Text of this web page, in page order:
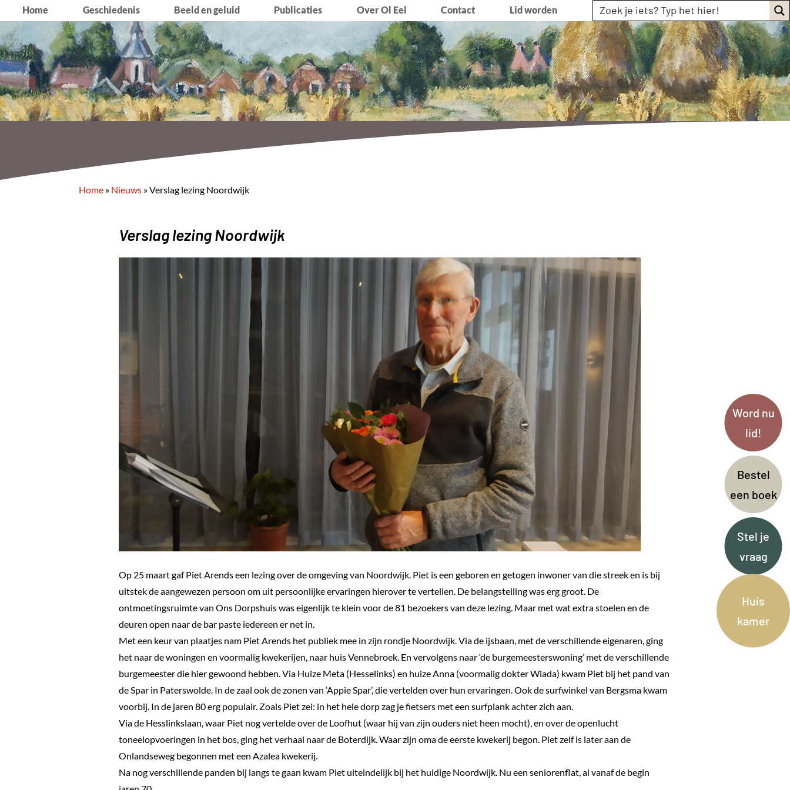
Word nu
lid!
Bestel
een boek
Stel je
vraag
Huis
kamer
Home Geschiedenis Beeld en geluid Publicaties Over Ol Eel Contact Lid worden
Home » Nieuws »Verslag lezing Noordwijk
Verslag lezing Noordwijk
Op 25 maart gaf Piet Arends een lezing over de omgeving van Noordwijk. Piet is een geboren en getogen inwoner van die streek en is bij
uitstek de aangewezen persoon om uit persoonlijke ervaringen hierover te vertellen. De belangstelling was erg groot. De
ontmoetingsruimte van Ons Dorpshuis was eigenlijk te klein voor de 81 bezoekers van deze lezing. Maar met wat extra stoelen en de
deuren open naar de bar paste iedereen er net in.
Met een keur van plaatjes nam Piet Arends het publiek mee in zijn rondje Noordwijk. Via de ijsbaan, met de verschillende eigenaren, ging
het naar de woningen en voormalig kwekerijen, naar huis Vennebroek. En vervolgens naar ‘de burgemeesterswoning’ met de verschillende
burgemeester die hier gewoond hebben. Via Huize Meta (Hesselinks) en huize Anna (voormalig dokter Wiada) kwam Piet bij het pand van
de Spar in Paterswolde. In de zaal ook de zonen van ‘Appie Spar’, die vertelden over hun ervaringen. Ook de surfwinkel van Bergsma kwam
voorbij. In de jaren 80 erg populair. Zoals Piet zei: in het hele dorp zag je fietsers met een surfplank achter zich aan.
Via de Hesslinkslaan, waar Piet nog vertelde over de Loofhut (waar hij van zijn ouders niet heen mocht), en over de openlucht
toneelopvoeringen in het bos, ging het verhaal naar de Boterdijk. Waar zijn oma de eerste kwekerij begon. Piet zelf is later aan de
Onlandseweg begonnen met een Azalea kwekerij.
Na nog verschillende panden bij langs te gaan kwam Piet uiteindelijk bij het huidige Noordwijk. Nu een seniorenflat, al vanaf de begin